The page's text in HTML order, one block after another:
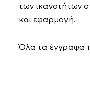
των ικανοτήτων
και εφαρμογή.
Όλα τα έγγραφα